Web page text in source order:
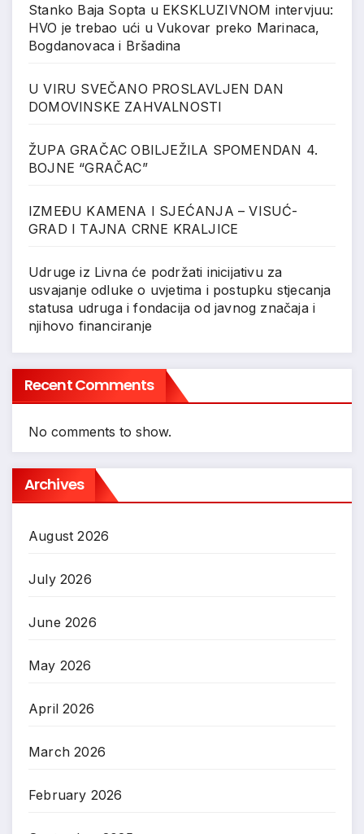
Stanko Baja Sopta u EKSKLUZIVNOM intervjuu:
HVO je trebao ući u Vukovar preko Marinaca,
Bogdanovaca i Bršadina
U VIRU SVEČANO PROSLAVLJEN DAN
DOMOVINSKE ZAHVALNOSTI
ŽUPA GRAČAC OBILJEŽILA SPOMENDAN 4.
BOJNE “GRAČAC”
IZMEĐU KAMENA I SJEĆANJA – VISUĆ-
GRAD I TAJNA CRNE KRALJICE
Udruge iz Livna će podržati inicijativu za
usvajanje odluke o uvjetima i postupku stjecanja
statusa udruga i fondacija od javnog značaja i
njihovo financiranje
Recent Comments
No comments to show.
Archives
August 2026
July 2026
June 2026
May 2026
April 2026
March 2026
February 2026